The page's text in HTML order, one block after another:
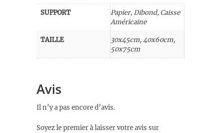
SUPPORT
Papier, Dibond, Caisse
Américaine
TAILLE
30x45cm, 40x60cm,
50x75cm
Avis
Il n’y a pas encore d’avis.
Soyez le premier à laisser votre avis sur